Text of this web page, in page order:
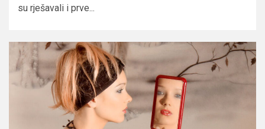
su rješavali i prve...